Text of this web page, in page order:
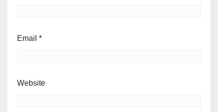
Email *
Website